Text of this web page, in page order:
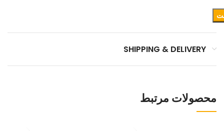
SHIPPING & DELIVERY
محصولات مرتبط